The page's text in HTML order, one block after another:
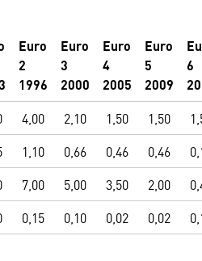
Euro
2
1996
Euro
3
2000
Euro
4
2005
Euro
5
2009
6
4,00 2,10 1,50 1,50
1,10 0,66 0,46 0,46
7,00 5,00 3,50 2,00
0,15 0,10 0,02 0,02